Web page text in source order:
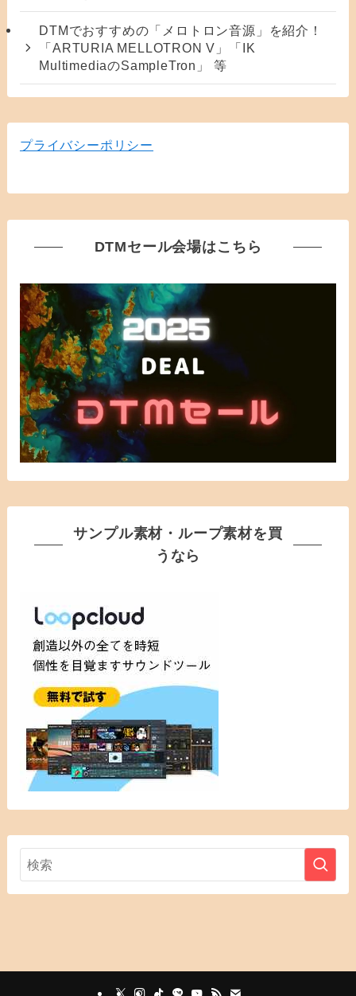
DTMでおすすめの「メロトロン音源」を紹介！
「ARTURIA MELLOTRON V」「IK
MultimediaのSampleTron」 等
プライバシーポリシー
DTMセール会場はこちら
サンプル素材・ループ素材を買
うなら